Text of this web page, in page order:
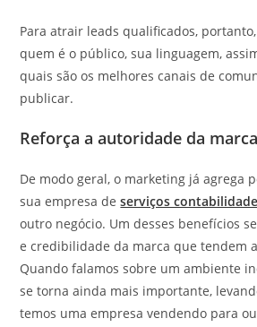
Para atrair leads qualificados,
quem é o público, sua linguagem,
quais são os melhores canais de
publicar.
Reforça a autoridade da marca
De modo geral, o marketing já agrega
sua empresa deserviços contabilidade
outro negócio. Um desses benefícios
e credibilidade da marca que tendem
Quando falamos sobre um ambiente
se torna ainda mais importante,
temos uma empresa vendendo para